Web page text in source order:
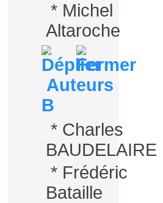
* Michel
Altaroche
Auteurs
B
* Charles
BAUDELAIRE
* Frédéric
Bataille